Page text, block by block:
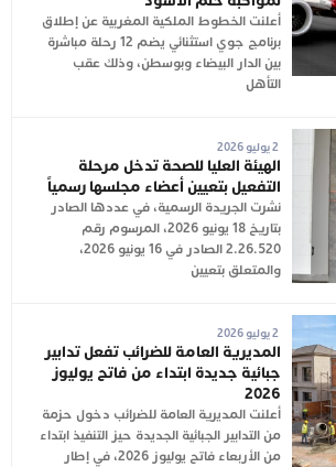
أعلنت الخطوط الملكية المغربية عن إطلاق
برنامج جوي استثنائي يضم 12 رحلة مباشرة
بين الدار البيضاء وبوسطن، وذلك عقب
التأهل
2 يوليو 2026
الهيئة العليا للصحة تدخل مرحلة
التفعيل بتعيين أعضاء مجلسها رسمياً
نشرت الجريدة الرسمية، في عددها الصادر
بتاريخ 18 يونيو 2026، المرسوم رقم
2.26.520 الصادر في 16 يونيو 2026،
والمتعلق بتعيين
2 يوليو 2026
المديرية العامة للضرائب تفعل تدابير
جبائية جديدة ابتداء من فاتح يوليوز
2026
أعلنت المديرية العامة للضرائب دخول حزمة
من التدابير الجبائية الجديدة حيز التنفيذ ابتداء
من الأربعاء فاتح يوليوز 2026، في إطار